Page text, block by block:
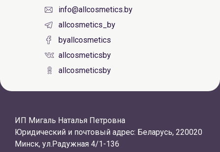
info@allcosmetics.by
allcosmetics_by
byallcosmetics
allcosmeticsby
allcosmeticsby
ИП Мигаль Наталья Петровна
Юридический и почтовый адрес: Беларусь, 220020
Минск, ул.Радужная 4/1-136